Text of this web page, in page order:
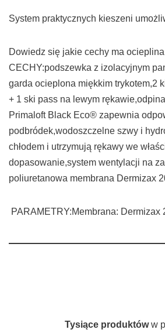
System praktycznych kieszeni
Dowiedz się jakie cechy ma
CECHY:podszewka z izolacyjnym
garda ocieplona miękkim trykotem,2
+ 1 ski pass na lewym
Primaloft Black Eco® zapewnia
podbródek,wodoszczelne szwy i
chłodem i utrzymują rękawy we
dopasowanie,system wentylacji na
poliuretanowa membrana Dermizax
PARAMETRY:Membrana:
Tysiące produktóww